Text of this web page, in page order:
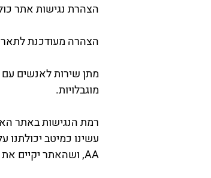
הצהרת נגישות אתר
הצהרה מעודכנת לתאריך:
מתן שירות לאנשים עם
מוגבלויות.
רמת הנגישות באתר
AA, ושהאתר יקיים את הוראות מסמך WCAG2.0 מאת ארגון W3C.